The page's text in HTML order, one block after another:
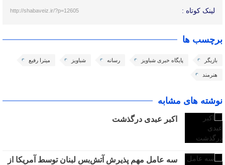
لینک کوتاه : http://shabaveiz.ir/?p=12605
برچسب ها
بازیگر پایگاه خبری شباویز رسانه شباویز میترا رفیع
هنرمند
نوشته های مشابه
اکبر عبدی درگذشت
سه عامل مهم پذیرش آتش‌بس لبنان توسط آمریکا از